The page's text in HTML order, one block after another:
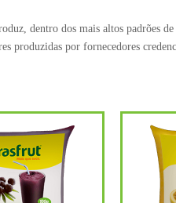
dentro dos mais altos padrões
produzidas por fornecedores